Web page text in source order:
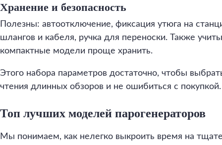
Хранение и безопасность
Полезны: автоотключение, фиксация утюга на
шлангов и кабеля, ручка для переноски. Также
компактные модели проще хранить.
Этого набора параметров достаточно, чтобы
чтения длинных обзоров и не ошибиться с покупкой.
Топ лучших моделей парогенераторов
Мы понимаем, как нелегко выкроить время на